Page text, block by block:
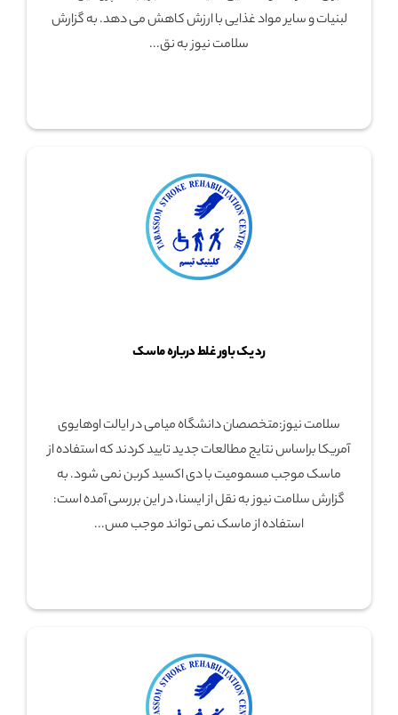
لبنیات و سایر مواد غذایی با ارزش کاهش می دهد. به گزارش
سلامت نیوز به نق...
رد یک باور غلط درباره ماسک
سلامت نیوز:متخصصان دانشگاه میامی در ایالت اوهایوی
آمریکا براساس نتایج مطالعات جدید تایید کردند که استفاده از
ماسک موجب مسمومیت با دی اکسید کربن نمی شود. به
گزارش سلامت نیوز به نقل از ایسنا، در این بررسی آمده است:
استفاده از ماسک نمی تواند موجب مس...